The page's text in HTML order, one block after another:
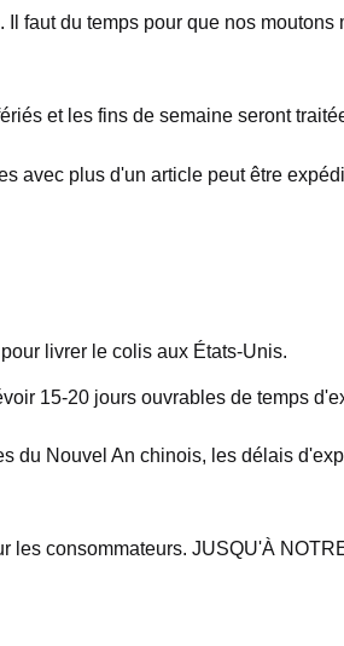
faut du temps pour que nos
et les fins de semaine seront
avec plus d'un article peut être
livrer le colis aux États-Unis.
15-20 jours ouvrables de temps
du Nouvel An chinois, les délais
les consommateurs. JUSQU'À